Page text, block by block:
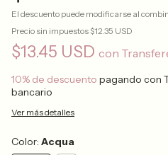
El descuento puede modificarse al
Precio sin impuestos $12.35 USD
$13.45 USD con
10% de descuento pagando con
bancario
Ver más detalles
Color: Acqua